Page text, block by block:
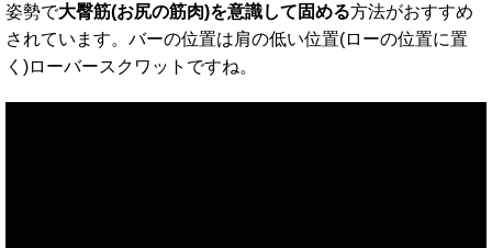
姿勢で大臀筋(お尻の筋肉)を意識して固める方法がおすすめ
されています。バーの位置は肩の低い位置(ローの位置に置
く)ローバースクワットですね。